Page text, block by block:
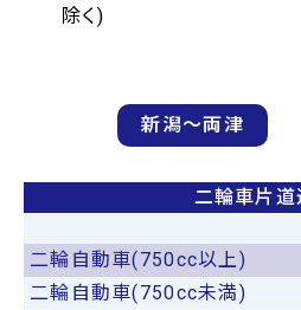
除く)
新潟〜両津
二輪車片道
二輪自動車(750cc以上)
二輪自動車(750cc未満)